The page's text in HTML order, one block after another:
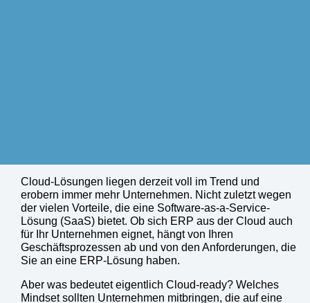
Cloud-Lösungen liegen derzeit voll im Trend und
erobern immer mehr Unternehmen. Nicht zuletzt wegen
der vielen Vorteile, die eine Software-as-a-Service-
Lösung (SaaS) bietet. Ob sich ERP aus der Cloud auch
für Ihr Unternehmen eignet, hängt von Ihren
Geschäftsprozessen ab und von den Anforderungen, die
Sie an eine ERP-Lösung haben.
Aber was bedeutet eigentlich Cloud-ready? Welches
Mindset sollten Unternehmen mitbringen, die auf eine